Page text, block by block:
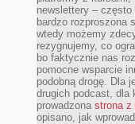
newslettery –
bardzo rozproszona
wtedy możemy
rezygnujemy, co
bo faktycznie nas
pomocne wsparcie
podobną drogę. Dla
drugich podcast, dla
prowadzona strona z
opisano, jak